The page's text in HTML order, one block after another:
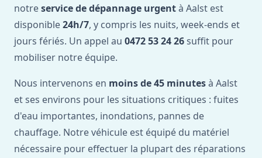
notreservice de dépannage urgentà Aalst est
disponible24h/7, y compris les nuits, week-ends et
jours fériés. Un appel au 0472 53 24 26 suffit pour
mobiliser notre équipe.
Nous intervenons en moins de 45 minutesà Aalst
et ses environs pour les situations critiques : fuites
d'eau importantes, inondations, pannes de
chauffage. Notre véhicule est équipé du matériel
nécessaire pour effectuer la plupart des réparations